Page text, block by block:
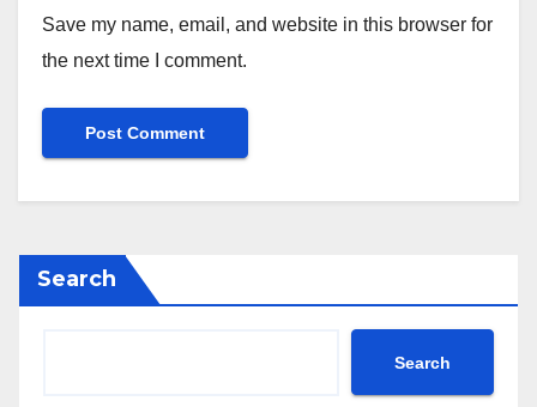
Save my name, email, and website in this browser for
the next time I comment.
Search
Search